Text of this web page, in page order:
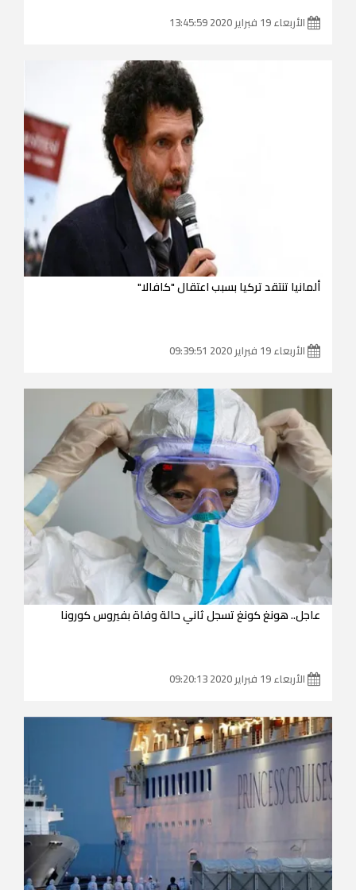
الأربعاء 19 فبراير 2020 13:45:59
ألمانيا تنتقد تركيا بسبب اعتقال "كافالا"
الأربعاء 19 فبراير 2020 09:39:51
عاجل.. هونغ كونغ تسجل ثاني حالة وفاة بفيروس كورونا
الأربعاء 19 فبراير 2020 09:20:13